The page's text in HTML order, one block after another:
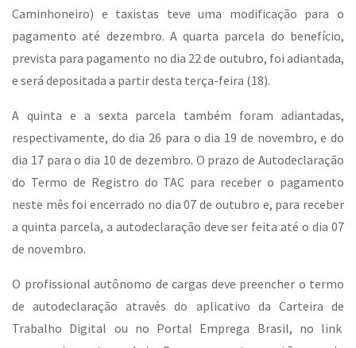
Caminhoneiro) e taxistas teve uma modificação para o
pagamento até dezembro. A quarta parcela do benefício,
prevista para pagamento no dia 22 de outubro, foi adiantada,
e será depositada a partir desta terça-feira (18).
A quinta e a sexta parcela também foram adiantadas,
respectivamente, do dia 26 para o dia 19 de novembro, e do
dia 17 para o dia 10 de dezembro. O prazo de Autodeclaração
do Termo de Registro do TAC para receber o pagamento
neste mês foi encerrado no dia 07 de outubro e, para receber
a quinta parcela, a autodeclaração deve ser feita até o dia 07
de novembro.
O profissional autônomo de cargas deve preencher o termo
de autodeclaração através do aplicativo da Carteira de
Trabalho Digital ou no Portal Emprega Brasil, no link